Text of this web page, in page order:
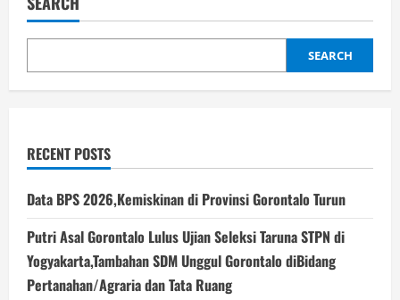
SEARCH
RECENT POSTS
Data BPS 2026,Kemiskinan di Provinsi Gorontalo Turun
Putri Asal Gorontalo Lulus Ujian Seleksi Taruna STPN di
Yogyakarta,Tambahan SDM Unggul Gorontalo diBidang
Pertanahan/Agraria dan Tata Ruang